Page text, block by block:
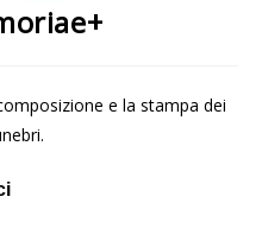
e la stampa dei